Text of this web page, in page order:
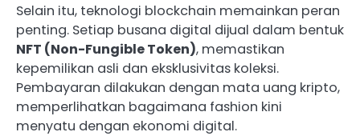
Selain itu, teknologi blockchain memainkan peran
penting. Setiap busana digital dijual dalam bentuk
NFT (Non-Fungible Token), memastikan
kepemilikan asli dan eksklusivitas koleksi.
Pembayaran dilakukan dengan mata uang kripto,
memperlihatkan bagaimana fashion kini
menyatu dengan ekonomi digital.